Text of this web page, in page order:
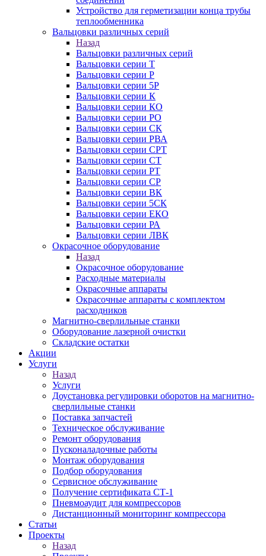
Устройство для герметизации конца трубы
теплообменника
Вальцовки различных серий
Назад
Вальцовки различных серий
Вальцовки серии Т
Вальцовки серии Р
Вальцовки серии 5Р
Вальцовки серии К
Вальцовки серии КО
Вальцовки серии РО
Вальцовки серии СК
Вальцовки серии РВА
Вальцовки серии СРТ
Вальцовки серии СТ
Вальцовки серии РТ
Вальцовки серии СР
Вальцовки серии ВК
Вальцовки серии 5СК
Вальцовки серии ЕКО
Вальцовки серии РА
Вальцовки серии ЛВК
Окрасочное оборудование
Назад
Окрасочное оборудование
Расходные материалы
Окрасочные аппараты
Окрасочные аппараты с комплектом
расходников
Магнитно-сверлильные станки
Оборудование лазерной очистки
Складские остатки
Акции
Услуги
Назад
Услуги
Доустановка регулировки оборотов на магнитно-
сверлильные станки
Поставка запчастей
Техническое обслуживание
Ремонт оборудования
Пусконаладочные работы
Монтаж оборудования
Подбор оборудования
Сервисное обслуживание
Получение сертификата СТ-1
Пневмоаудит для компрессоров
Дистанционный мониторинг компрессора
Статьи
Проекты
Назад